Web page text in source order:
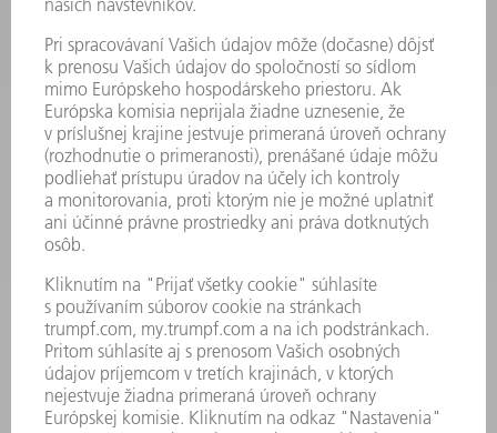
ELEKTRICKÉ RUČNÉ NÁRADIE
SMART FACTORY
SOFTVÉR
SLUŽBY
APLIKÁCIE
ODVETVIA
PODNIK
KARIÉRA
PONUKY PRACOVNÝCH MIEST
PROFIL FIRMY
PREDSTAVENSTVO
SPRÁVA O HOSPODÁRENÍ
FIREMNÉ PRINCÍPY
ZHODA
SYSTÉM OZNAMOVANIA
SECURITY
TLAČOVÉ SPRÁVY
ČASOPISY
STABILITA